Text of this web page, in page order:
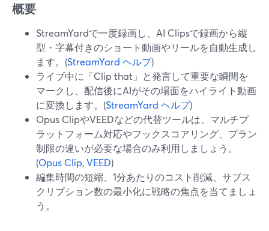
概要
StreamYardで一度録画し、AI Clipsで録画から縦
型・字幕付きのショート動画やリールを自動生成し
ます。(StreamYard ヘルプ)
ライブ中に「Clip that」と発言して重要な瞬間を
マークし、配信後にAIがその場面をハイライト動画
に変換します。(StreamYard ヘルプ)
Opus ClipやVEEDなどの代替ツールは、マルチプ
ラットフォーム対応やフックスコアリング、プラン
制限の違いが必要な場合のみ利用しましょう。
(Opus Clip,VEED)
編集時間の短縮、1分あたりのコスト削減、サブス
クリプション数の最小化に戦略の焦点を当てましょ
う。